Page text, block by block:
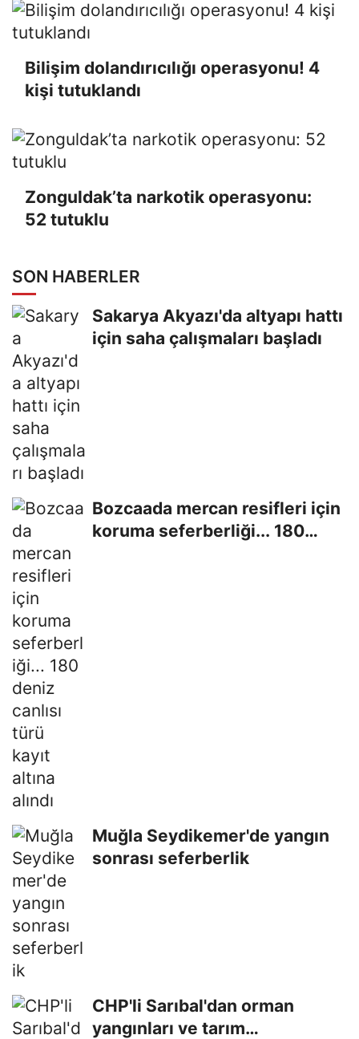
Bilişim dolandırıcılığı operasyonu! 4
kişi tutuklandı
Zonguldak’ta narkotik operasyonu:
52 tutuklu
SON HABERLER
Sakarya Akyazı'da altyapı hattı
için saha çalışmaları başladı
Bozcaada mercan resifleri için
koruma seferberliği... 180
Muğla Seydikemer'de yangın
sonrası seferberlik
CHP'li Sarıbal'dan orman
yangınları ve tarım